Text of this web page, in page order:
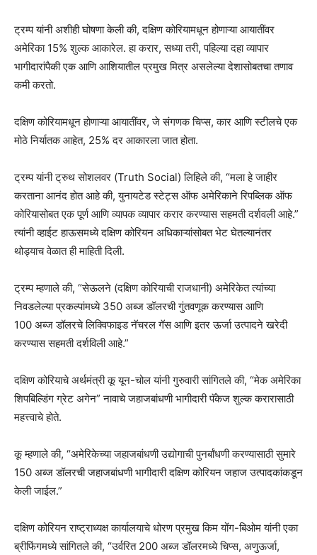
ट्रम्प यांनी अशीही घोषणा केली की, दक्षिण कोरियामधून होणाऱ्या आयातींवर
अमेरिका 15% शुल्क आकारेल. हा करार, सध्या तरी, पहिल्या दहा व्यापार
भागीदारांपैकी एक आणि आशियातील प्रमुख मित्र असलेल्या देशासोबतचा तणाव
कमी करतो.
दक्षिण कोरियामधून होणाऱ्या आयातींवर, जे संगणक चिप्स, कार आणि स्टीलचे एक
मोठे निर्यातक आहेत, 25% दर आकारला जात होता.
ट्रम्प यांनी ट्रुथ सोशलवर (Truth Social) लिहिले की, “मला हे जाहीर
करताना आनंद होत आहे की, युनायटेड स्टेट्स ऑफ अमेरिकाने रिपब्लिक ऑफ
कोरियासोबत एक पूर्ण आणि व्यापक व्यापार करार करण्यास सहमती दर्शवली आहे.”
त्यांनी व्हाईट हाऊसमध्ये दक्षिण कोरियन अधिकाऱ्यांसोबत भेट घेतल्यानंतर
थोड्याच वेळात ही माहिती दिली.
ट्रम्प म्हणाले की, “सेऊलने (दक्षिण कोरियाची राजधानी) अमेरिकेत त्यांच्या
निवडलेल्या प्रकल्पांमध्ये 350 अब्ज डॉलरची गुंतवणूक करण्यास आणि
100 अब्ज डॉलरचे लिक्विफाइड नॅचरल गॅस आणि इतर ऊर्जा उत्पादने खरेदी
करण्यास सहमती दर्शविली आहे.”
दक्षिण कोरियाचे अर्थमंत्री कू यून-चोल यांनी गुरुवारी सांगितले की, “मेक अमेरिका
शिपबिल्डिंग ग्रेट अगेन” नावाचे जहाजबांधणी भागीदारी पॅकेज शुल्क करारासाठी
महत्त्वाचे होते.
कू म्हणाले की, “अमेरिकेच्या जहाजबांधणी उद्योगाची पुनर्बांधणी करण्यासाठी सुमारे
150 अब्ज डॉलरची जहाजबांधणी भागीदारी दक्षिण कोरियन जहाज उत्पादकांकडून
केली जाईल.”
दक्षिण कोरियन राष्ट्राध्यक्ष कार्यालयाचे धोरण प्रमुख किम योंग-बिओम यांनी एका
ब्रीफिंगमध्ये सांगितले की, “उर्वरित 200 अब्ज डॉलरमध्ये चिप्स, अणुऊर्जा,